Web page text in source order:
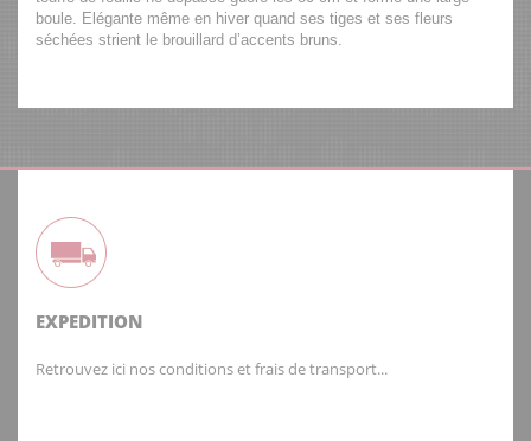
boule. Elégante même en hiver quand ses tiges et ses fleurs
séchées strient le brouillard d’accents bruns.
EXPEDITION
Retrouvez ici nos conditions et frais de transport...